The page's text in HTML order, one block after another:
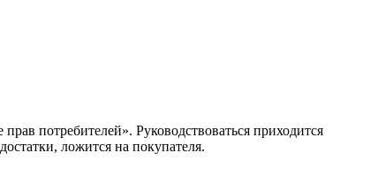
потребителей». Руководствоваться приходится
ложится на покупателя.